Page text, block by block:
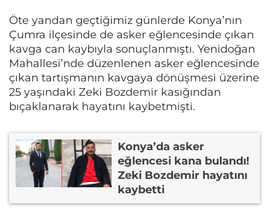
Öte yandan geçtiğimiz günlerde Konya’nın
Çumra ilçesinde de asker eğlencesinde çıkan
kavga can kaybıyla sonuçlanmıştı. Yenidoğan
Mahallesi’nde düzenlenen asker eğlencesinde
çıkan tartışmanın kavgaya dönüşmesi üzerine
25 yaşındaki Zeki Bozdemir kasığından
bıçaklanarak hayatını kaybetmişti.
Konya’da asker
eğlencesi kana bulandı!
Zeki Bozdemir hayatını
kaybetti